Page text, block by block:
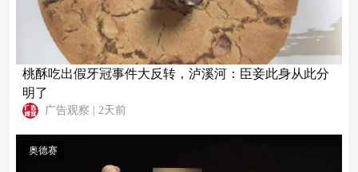
桃酥吃出假牙冠事件大反转，泸溪河：臣妾此身从此分
明了
广告观察 2天前
奥德赛